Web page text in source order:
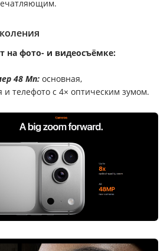
на фото- и видеосъёмке:
48 Мп: основная,
и телефото с 4× оптическим зумом.